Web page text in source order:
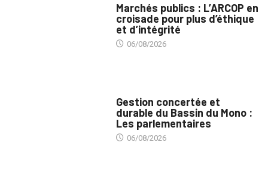
Marchés publics : L’ARCOP en
croisade pour plus d’éthique
et d’intégrité
06/08/2026
Gestion concertée et
durable du Bassin du Mono :
Les parlementaires
06/08/2026